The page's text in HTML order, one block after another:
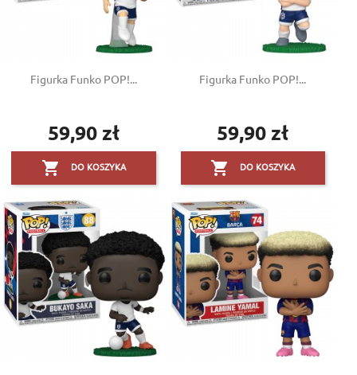
Figurka Funko POP!...
Cena
59,90 zł
 DO KOSZYKA
Figurka Funko POP!...
Cena
59,90 zł
 DO KOSZYKA